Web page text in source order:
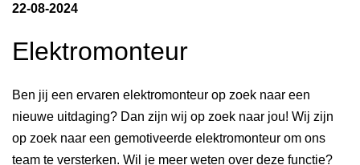
22-08-2024
Elektromonteur
Ben jij een ervaren elektromonteur op zoek naar een
nieuwe uitdaging? Dan zijn wij op zoek naar jou! Wij zijn
op zoek naar een gemotiveerde elektromonteur om ons
team te versterken. Wil je meer weten over deze functie?